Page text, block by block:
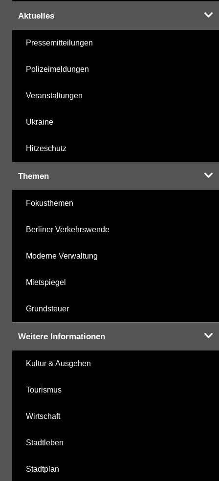
Aktuelles
Pressemitteilungen
Polizeimeldungen
Veranstaltungen
Ukraine
Hitzeschutz
Themen
Fokusthemen
Berliner Verkehrswende
Moderne Verwaltung
Mietspiegel
Grundsteuer
Weitere Informationen
Kultur & Ausgehen
Tourismus
Wirtschaft
Stadtleben
Stadtplan